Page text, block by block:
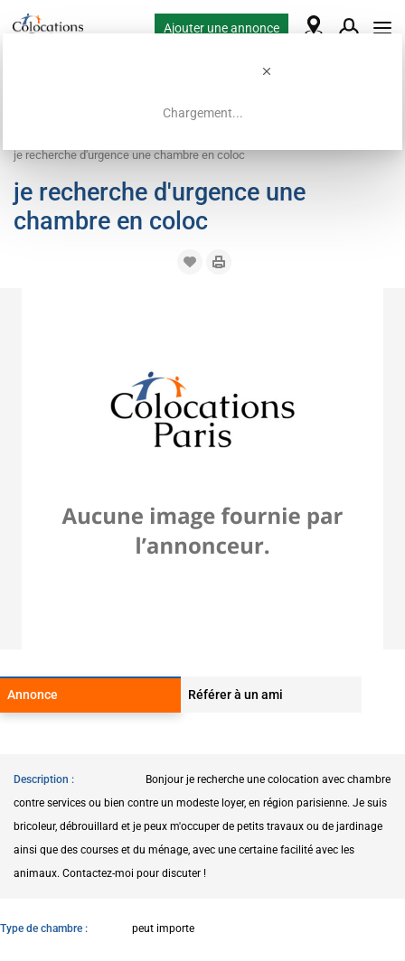
Chargement...
Ajouter une annonce
je recherche d'urgence une chambre en coloc
je recherche d'urgence une
chambre en coloc
Annonce Référer à un ami
Description
Bonjour je recherche une colocation avec chambre
contre services ou bien contre un modeste loyer, en région parisienne. Je suis
bricoleur, débrouillard et je peux m'occuper de petits travaux ou de jardinage
ainsi que des courses et du ménage, avec une certaine facilité avec les
animaux. Contactez-moi pour discuter !
Type de chambre peut importe